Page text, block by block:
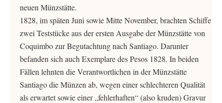
neuen Münzstätte.
1828, im späten Juni sowie Mitte November, brachten Schiffe
zwei Teststücke aus der ersten Ausgabe der Münzstätte von
Coquimbo zur Begutachtung nach Santiago. Darunter
befanden sich auch Exemplare des Pesos 1828. In beiden
Fällen lehnten die Verantwortlichen in der Münzstätte
Santiago die Münzen ab, wegen einer schlechteren Qualität
als erwartet sowie einer „fehlerhaften“ (also kruden) Gravur